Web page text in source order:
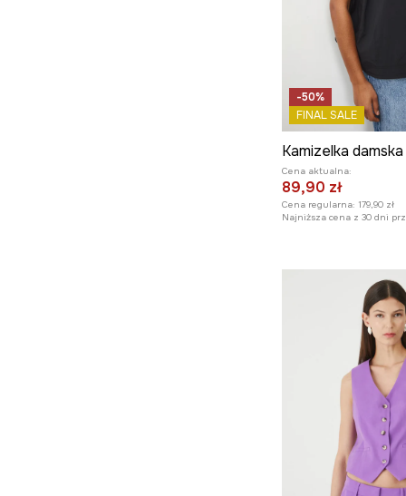
-50%
FINAL SALE
Kamizelka damska
Cena aktualna:
89,90 zł
Cena regularna: 179,90 zł
Najniższa cena z 30 dni